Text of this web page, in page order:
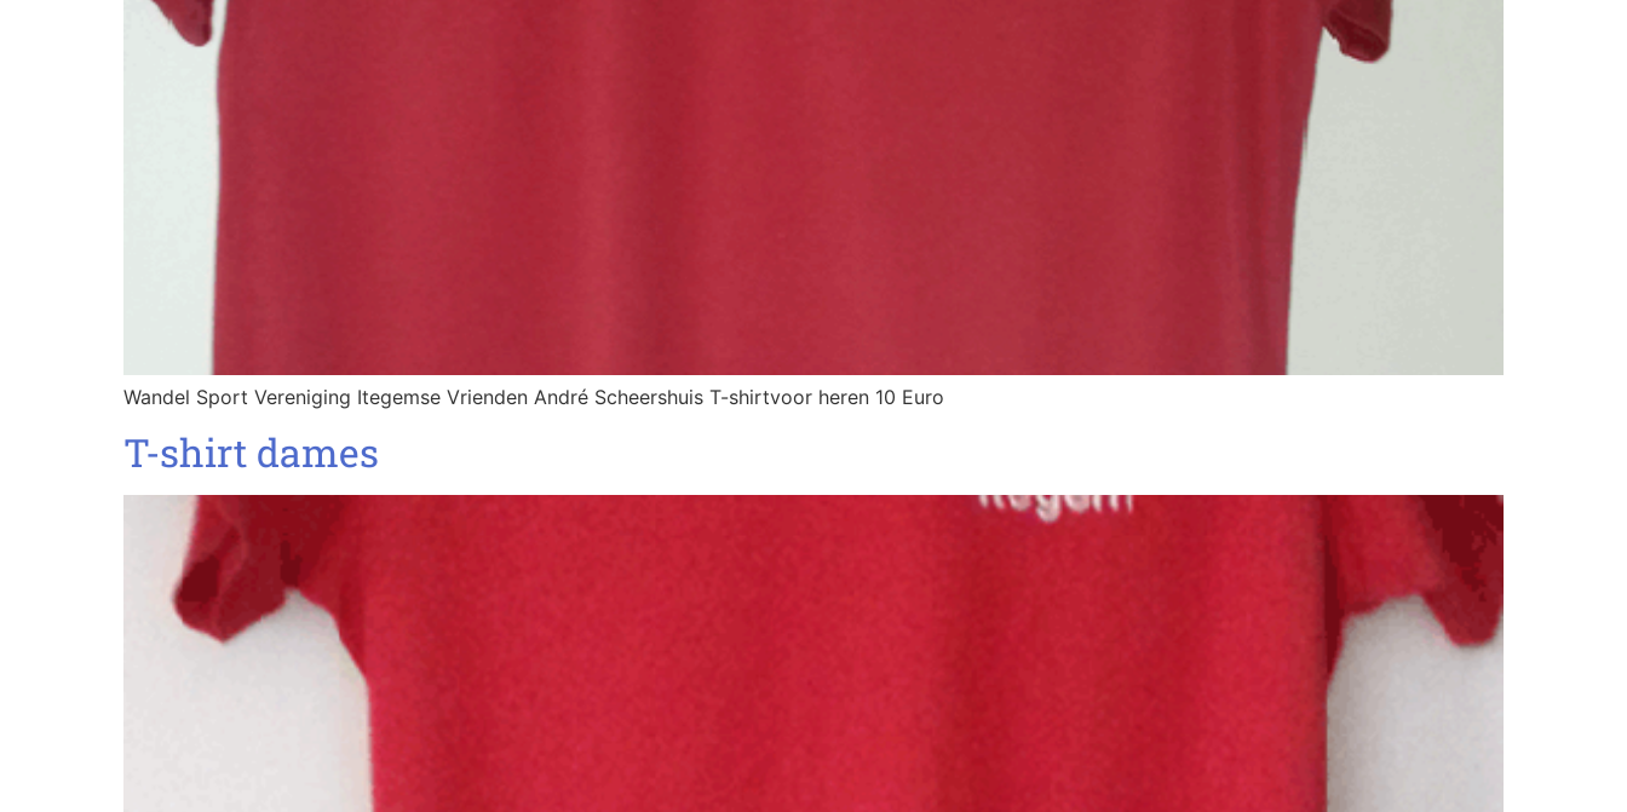
Wandel Sport Vereniging Itegemse Vrienden André Scheershuis T-shirtvoor heren 10 Euro
T-shirt dames